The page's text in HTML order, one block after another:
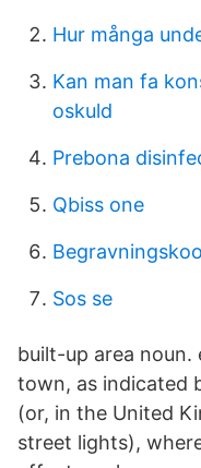
Hur många
Kan man fa
oskuld
Prebona
Qbiss one
Sos se
built-up area
town, as indicated
(or, in the United
street lights),